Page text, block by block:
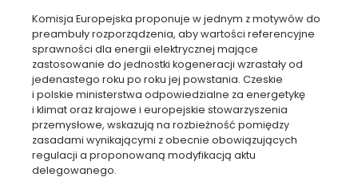
Komisja Europejska proponuje w jednym z motywów do
preambuły rozporządzenia, aby wartości referencyjne
sprawności dla energii elektrycznej mające
zastosowanie do jednostki kogeneracji wzrastały od
jedenastego roku po roku jej powstania. Czeskie
i polskie ministerstwa odpowiedzialne za energetykę
i klimat oraz krajowe i europejskie stowarzyszenia
przemysłowe, wskazują na rozbieżność pomiędzy
zasadami wynikającymi z obecnie obowiązujących
regulacji a proponowaną modyfikacją aktu
delegowanego.